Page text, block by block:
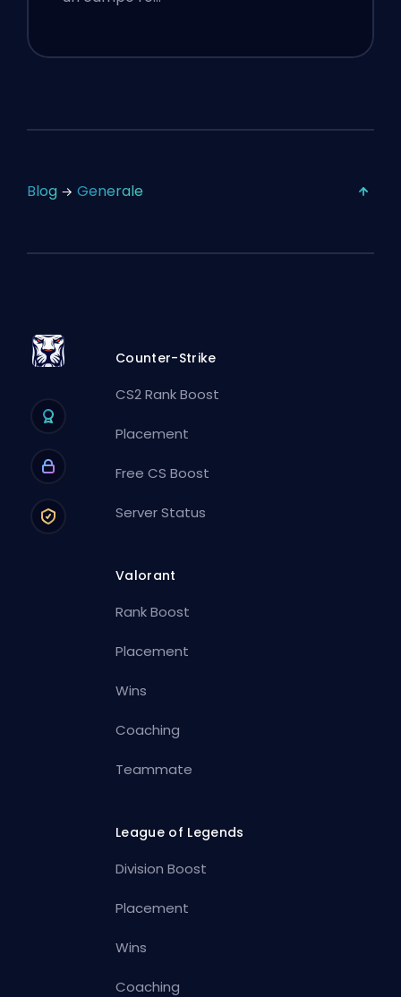
Blog Generale
Counter-Strike
CS2 Rank Boost
Placement
Free CS Boost
Server Status
Valorant
Rank Boost
Placement
Wins
Coaching
Teammate
League of Legends
Division Boost
Placement
Wins
Coaching